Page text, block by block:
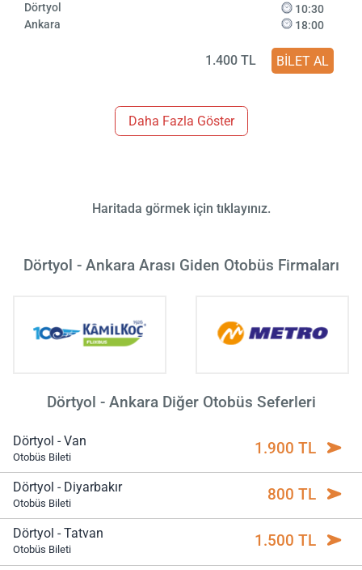
Dörtyol
Ankara
10:30
18:00
1.400 TL BİLET AL
Daha Fazla Göster
Haritada görmek için tıklayınız.
Dörtyol - Ankara Arası Giden Otobüs Firmaları
Dörtyol - Ankara Diğer Otobüs Seferleri
Dörtyol - Van
Otobüs Bileti 1.900 TL
Dörtyol - Diyarbakır
Otobüs Bileti 800 TL
Dörtyol - Tatvan
Otobüs Bileti 1.500 TL